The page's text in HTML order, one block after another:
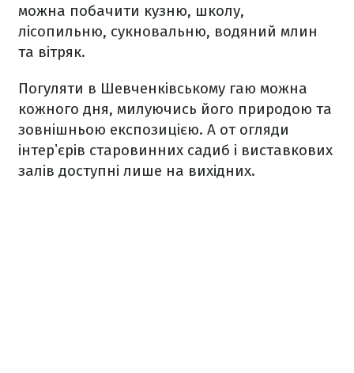
можна побачити кузню, школу,
лісопильню, сукновальню, водяний млин
та вітряк.
Погуляти в Шевченківському гаю можна
кожного дня, милуючись його природою та
зовнішньою експозицією. А от огляди
інтерʼєрів старовинних садиб і виставкових
залів доступні лише на вихідних.